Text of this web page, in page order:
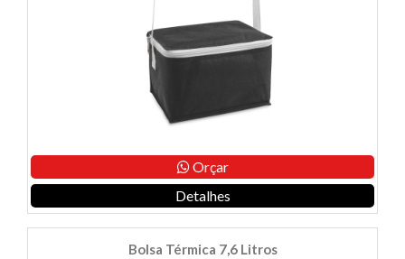
Orçar
Detalhes
Bolsa Térmica 7,6 Litros